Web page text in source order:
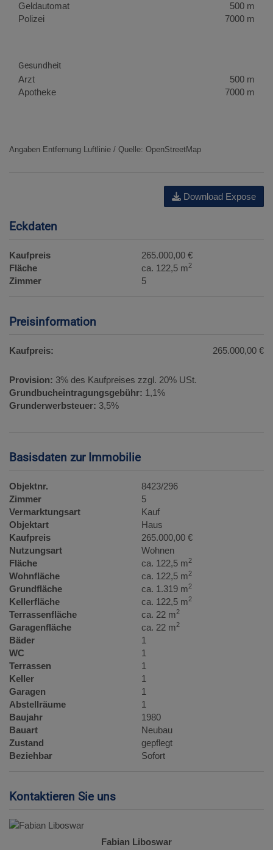
Geldautomat
500 m
Polizei
7000 m
Gesundheit
Arzt
500 m
Apotheke
7000 m
Angaben Entfernung Luftlinie / Quelle: OpenStreetMap
Download Expose
Eckdaten
Kaufpreis
265.000,00 €
Fläche
ca. 122,5 m2
Zimmer 5
Preisinformation
Kaufpreis: 265.000,00 €
Provision: 3% des Kaufpreises zzgl. 20% USt.
Grundbucheintragungsgebühr: 1,1%
Grunderwerbsteuer: 3,5%
Basisdaten zur Immobilie
Objektnr.
8423/296
Zimmer
5
Vermarktungsart
Kauf
Objektart
Haus
Kaufpreis
265.000,00 €
Nutzungsart
Wohnen
Fläche
ca. 122,5 m2
Wohnfläche ca. 122,5 m2
Grundfläche ca. 1.319 m2
Kellerfläche ca. 122,5 m2
Terrassenfläche ca. 22 m2
Garagenfläche ca. 22 m2
Bäder
1
WC
1
Terrassen
1
Keller
1
Garagen
1
Abstellräume
1
Baujahr
1980
Bauart
Neubau
Zustand
gepflegt
Beziehbar
Sofort
Kontaktieren Sie uns
Fabian Liboswar